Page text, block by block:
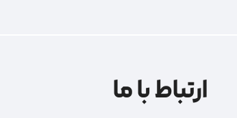
ارتباط با ما